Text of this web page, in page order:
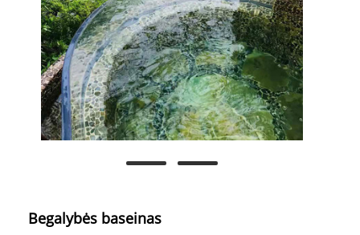
Begalybės baseinas